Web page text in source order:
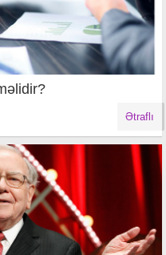
Ətraflı